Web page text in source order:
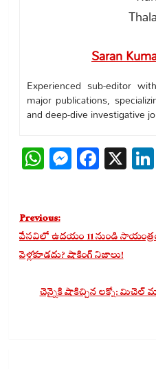
Saran
Experienced sub-editor
major publications,
and deep-dive investigative
WhatsApp
X
Post
navigation
Previous:
వేసవిలో ఉదయం 11 నుండి
వెళ్లకూడదు? షాకింగ్ నిజాలు!
చెన్నైకి షాకిచ్చిన లక్నో: మిచెల్